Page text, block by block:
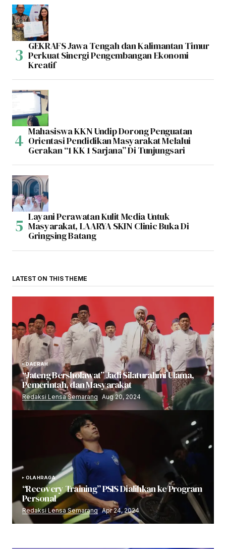
GEKRAFS Jawa Tengah dan Kalimantan Timur
Perkuat Sinergi Pengembangan Ekonomi
Kreatif
Mahasiswa KKN Undip Dorong Penguatan
Orientasi Pendidikan Masyarakat Melalui
Gerakan “1 KK 1 Sarjana” Di Tunjungsari
Layani Perawatan Kulit Media Untuk
Masyarakat, LAARYA SKIN Clinic Buka Di
Gringsing Batang
LATEST ON THIS THEME
DAERAH
“Jateng Bersholawat” Jadi Silaturahmi Ulama,
Pemerintah, dan Masyarakat
Redaksi Lensa Semarang Aug 20, 2024
OLAHRAGA
“Recovery Training” PSIS Dialihkan ke Program
Personal
Redaksi Lensa Semarang Apr 24, 2024